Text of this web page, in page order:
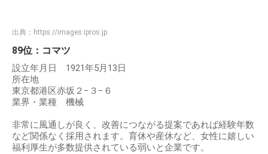
出典： https://images.ipros.jp
89位：コマツ
設立年月日 1921年5月13日
所在地
東京都港区赤坂２−３−６
業界・業種 機械
非常に風通しが良く、改善につながる提案であれば経験年数
など関係なく採用されます。育休や産休など、女性に嬉しい
福利厚生が多数提供されている弱いと企業です。